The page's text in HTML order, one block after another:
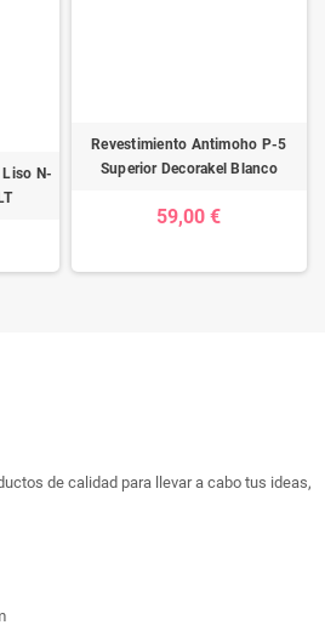
Liso N-
Revestimiento Antimoho P-5
Superior Decorakel Blanco
59,00 €
de calidad para llevar a cabo tus ideas,